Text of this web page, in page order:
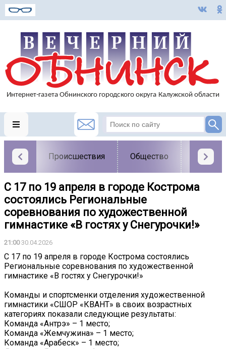
Происшествия Общество Власть
С 17 по 19 апреля в городе Кострома
состоялись Региональные
соревнования по художественной
гимнастике «В гостях у Снегурочки!»
21:0030.04.2026
С 17 по 19 апреля в городе Кострома состоялись
Региональные соревнования по художественной
гимнастике «В гостях у Снегурочки!»
Команды и спортсменки отделения художественной
гимнастики «СШОР «КВАНТ» в своих возрастных
категориях показали следующие результаты:
Команда «Антрэ» – 1 место;
Команда «Жемчужина» – 1 место;
Команда «Арабеск» – 1 место;